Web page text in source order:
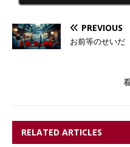
PREVIOUS
お前等のせいだ
RELATED ARTICLES